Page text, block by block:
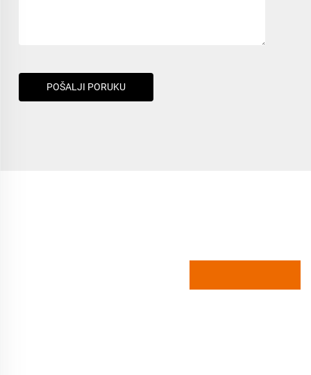
POŠALJI PORUKU